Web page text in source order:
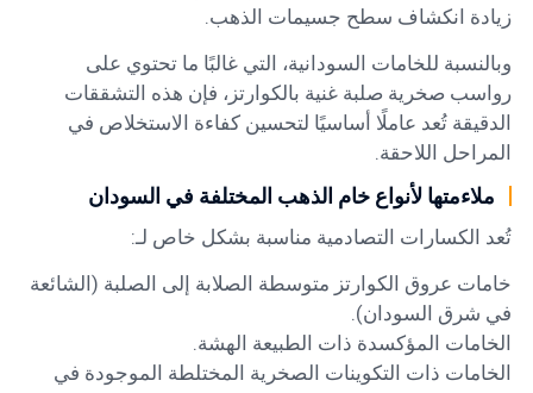
زيادة انكشاف سطح جسيمات الذهب.
وبالنسبة للخامات السودانية، التي غالبًا ما تحتوي على
رواسب صخرية صلبة غنية بالكوارتز، فإن هذه التشققات
الدقيقة تُعد عاملًا أساسيًا لتحسين كفاءة الاستخلاص في
المراحل اللاحقة.
ملاءمتها لأنواع خام الذهب المختلفة في السودان
تُعد الكسارات التصادمية مناسبة بشكل خاص لـ:
خامات عروق الكوارتز متوسطة الصلابة إلى الصلبة (الشائعة
في شرق السودان).
الخامات المؤكسدة ذات الطبيعة الهشة.
الخامات ذات التكوينات الصخرية المختلطة الموجودة في